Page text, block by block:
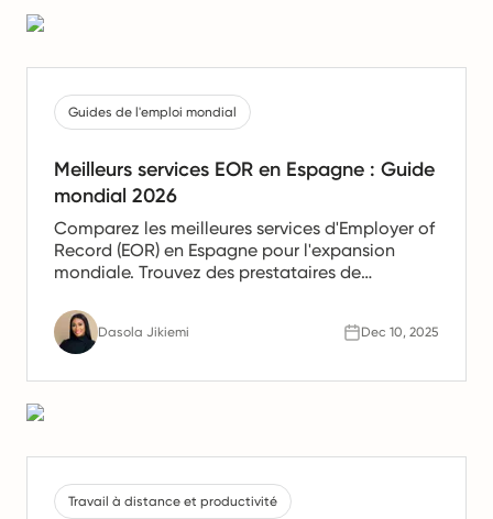
Guides de l'emploi mondial
Meilleurs services EOR en Espagne : Guide
mondial 2026
Comparez les meilleures services d'Employer of
Record (EOR) en Espagne pour l'expansion
mondiale. Trouvez des prestataires de
gestion des ressources humaines et de
conformité pour les équipes en Espagne.
Dasola Jikiemi Dec 10, 2025
Travail à distance et productivité